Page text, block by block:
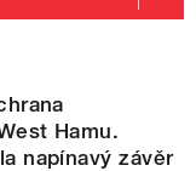
Hamu.
napínavý závěr